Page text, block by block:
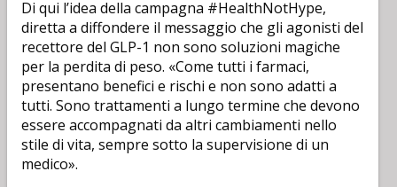
Di qui l’idea della campagna #HealthNotHype,
diretta a diffondere il messaggio che gli agonisti del
recettore del GLP-1 non sono soluzioni magiche
per la perdita di peso. «Come tutti i farmaci,
presentano benefici e rischi e non sono adatti a
tutti. Sono trattamenti a lungo termine che devono
essere accompagnati da altri cambiamenti nello
stile di vita, sempre sotto la supervisione di un
medico».